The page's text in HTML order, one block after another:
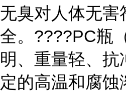
无臭对人体无害
全。????PC瓶
明、重量轻、抗
定的高温和腐蚀